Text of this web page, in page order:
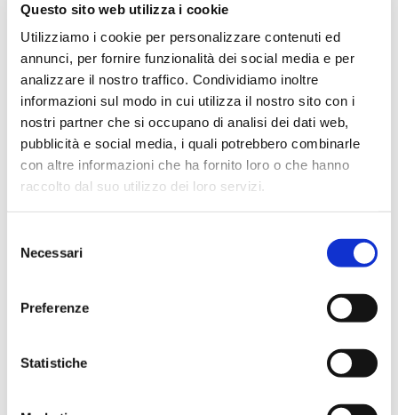
Questo sito web utilizza i cookie
Utilizziamo i cookie per personalizzare contenuti ed
annunci, per fornire funzionalità dei social media e per
analizzare il nostro traffico. Condividiamo inoltre
informazioni sul modo in cui utilizza il nostro sito con i
nostri partner che si occupano di analisi dei dati web,
pubblicità e social media, i quali potrebbero combinarle
con altre informazioni che ha fornito loro o che hanno
raccolto dal suo utilizzo dei loro servizi.
delNecessari
Preferenze
Statistiche
Per un cliente del settore ospedaliero
abbiamo progettato e realizzato un
Taglio Laser